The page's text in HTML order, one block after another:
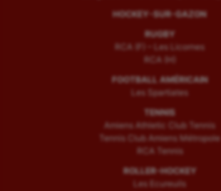
HOCKEY-SUR-GAZON
RUGBY
RCA (F) – Les Licornes
RCA (H)
FOOTBALL AMÉRICAIN
Les Spartiates
TENNIS
Amiens Athletic Club Tennis
Tennis Club Amiens Métropole
RCA Tennis
ROLLER-HOCKEY
Les Ecureuils